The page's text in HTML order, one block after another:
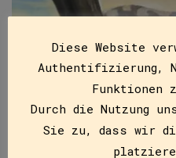
Diese Website
Authentifizierung,
Funktionen
Durch die Nutzung
Sie zu, dass wir